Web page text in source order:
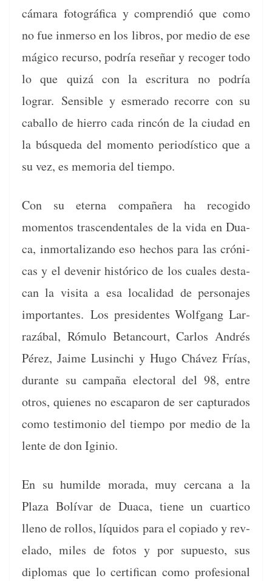
cámara fotográ­fi­ca y com­prendió que como
no fue inmer­so en los libros, por medio de ese
mági­co recur­so, podría reseñar y recoger todo
lo que quizá con la escrit­u­ra no podría
lograr. Sen­si­ble y esmer­a­do recorre con su
cabal­lo de hier­ro cada rincón de la ciu­dad en
la búsque­da del momen­to peri­odís­ti­co que a
su vez, es memo­ria del tiempo.
Con su eter­na com­pañera ha recogi­do
momen­tos trascen­den­tales de la vida en Dua­
ca, inmor­tal­izan­do eso hechos para las cróni­
cas y el devenir históri­co de los cuales desta­
can la visi­ta a esa local­i­dad de per­son­ajes
impor­tantes. Los pres­i­dentes Wolf­gang Lar­
razábal, Rómu­lo Betan­court, Car­los Andrés
Pérez, Jaime Lus­inchi y Hugo Chávez Frías,
durante su cam­paña elec­toral del 98, entre
otros, quienes no escaparon de ser cap­tura­dos
como tes­ti­mo­nio del tiem­po por medio de la
lente de don Iginio.
En su humilde mora­da, muy cer­cana a la
Plaza Bolí­var de Dua­ca, tiene un cuar­ti­co
lleno de rol­los, líqui­dos para el copi­a­do y rev­
e­la­do, miles de fotos y por supuesto, sus
diplo­mas que lo cer­ti­f­i­can como pro­fe­sion­al